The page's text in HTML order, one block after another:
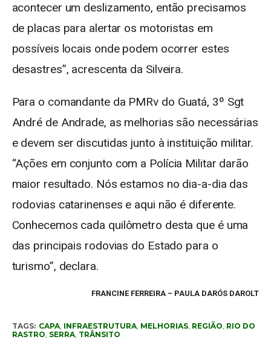
acontecer um deslizamento, então precisamos
de placas para alertar os motoristas em
possíveis locais onde podem ocorrer estes
desastres”, acrescenta da Silveira.
Para o comandante da PMRv do Guatá, 3º Sgt
André de Andrade, as melhorias são necessárias
e devem ser discutidas junto à instituição militar.
“Ações em conjunto com a Polícia Militar darão
maior resultado. Nós estamos no dia-a-dia das
rodovias catarinenses e aqui não é diferente.
Conhecemos cada quilômetro desta que é uma
das principais rodovias do Estado para o
turismo”, declara.
FRANCINE FERREIRA – PAULA DARÓS DAROLT
TAGS: CAPA, INFRAESTRUTURA, MELHORIAS, REGIÃO, RIO DO
RASTRO, SERRA, TRÂNSITO